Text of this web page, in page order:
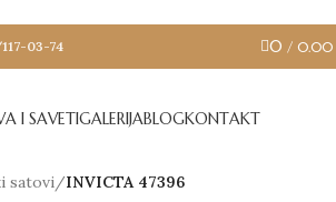
03-74 0 / 0.00
I SAVETIGALERIJABLOGKONTAKT
satovi/INVICTA 47396